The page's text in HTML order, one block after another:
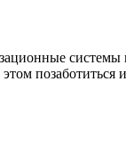
позаботиться